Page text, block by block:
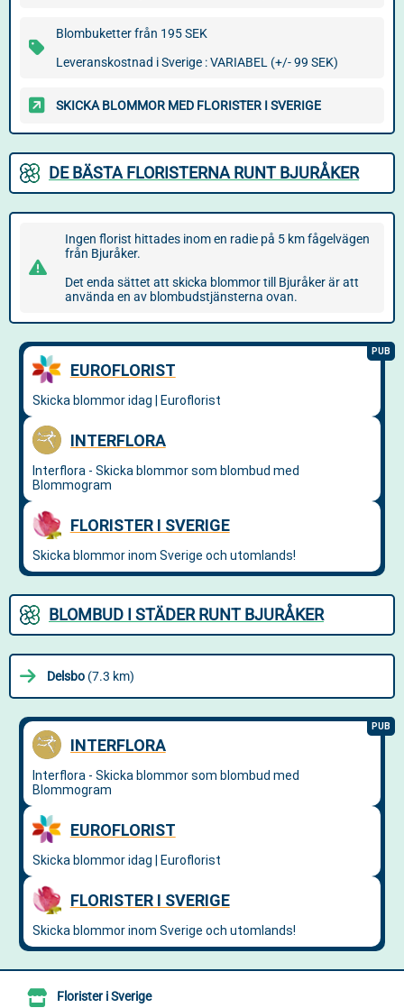
Blombuketter från 195 SEK
Leveranskostnad i Sverige : VARIABEL (+/- 99 SEK)
SKICKA BLOMMOR MED FLORISTER I SVERIGE
DE BÄSTA FLORISTERNA RUNT BJURÅKER
Ingen florist hittades inom en radie på 5 km fågelvägen
från Bjuråker.
Det enda sättet att skicka blommor till Bjuråker är att
använda en av blombudstjänsterna ovan.
BLOMBUD I STÄDER RUNT BJURÅKER
Delsbo (7.3 km)
Florister i Sverige